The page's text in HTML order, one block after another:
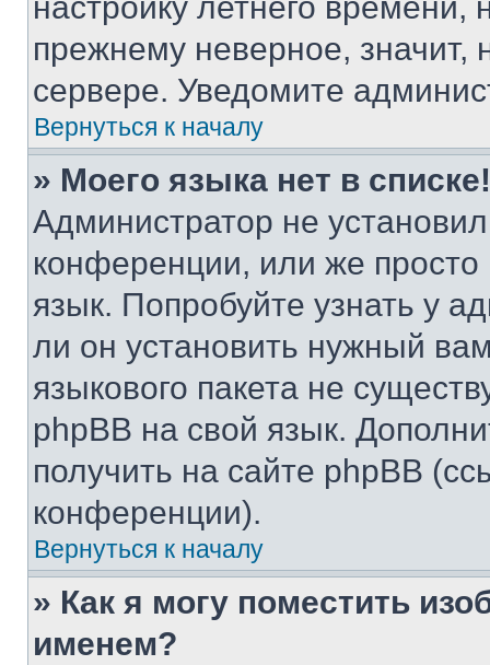
прежнему неверное, значит,
сервере. Уведомите
Вернуться к началу
» Моего языка нет в списке!
Администратор не
конференции, или же
язык. Попробуйте узнать у
ли он установить нужный
языкового пакета не
phpBB на свой язык.
получить на сайте phpBB
конференции).
Вернуться к началу
» Как я могу поместить
именем?